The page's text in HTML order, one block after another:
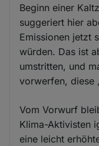
Beginn einer
suggeriert hier
Emissionen jetzt
würden. Das ist
umstritten, und
vorwerfen, diese
Vom Vorwurf
Klima-Aktivisten
eine leicht